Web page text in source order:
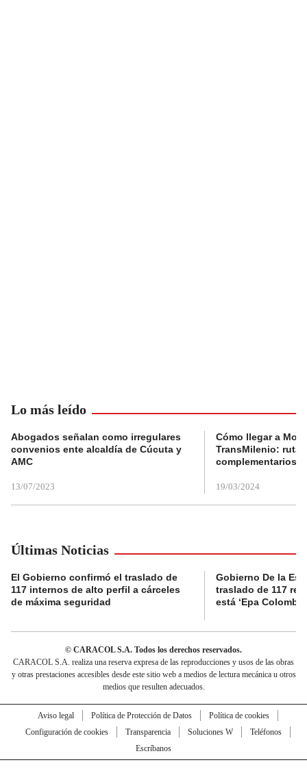
Lo más leído
Abogados señalan como irregulares
convenios ente alcaldía de Cúcuta y
AMC
13/07/2023
Cómo llegar a
TransMilenio:
complementarios
19/03/2024
Últimas Noticias
El Gobierno confirmó el traslado de
117 internos de alto perfil a cárceles
de máxima seguridad
Gobierno De la
traslado de 117
está ‘Epa
© CARACOL S.A. Todos los derechos reservados.
CARACOL S.A. realiza una reserva expresa de las reproducciones y usos de las obras
y otras prestaciones accesibles desde este sitio web a medios de lectura mecánica u otros
medios que resulten adecuados.
Aviso legal Política de Protección de Datos
Política de cookies
Configuración de cookies
Transparencia Soluciones W
Teléfonos
Escríbanos